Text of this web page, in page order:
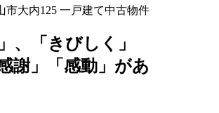
大内125 一戸建て中古物件
、「きびしく」
謝」「感動」があ